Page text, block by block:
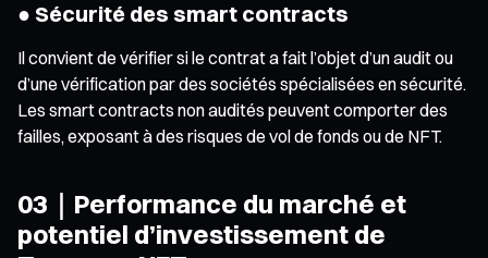
● Sécurité des smart contracts
Il convient de vérifier si le contrat a fait l’objet d’un audit ou
d’une vérification par des sociétés spécialisées en sécurité.
Les smart contracts non audités peuvent comporter des
failles, exposant à des risques de vol de fonds ou de NFT.
03｜Performance du marché et
potentiel d’investissement de